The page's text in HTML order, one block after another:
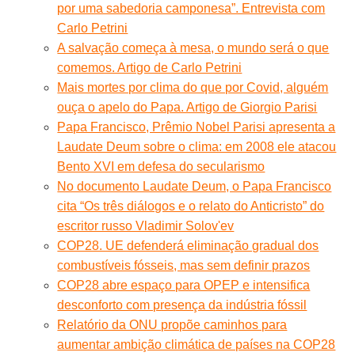
por uma sabedoria camponesa”. Entrevista com
Carlo Petrini
A salvação começa à mesa, o mundo será o que
comemos. Artigo de Carlo Petrini
Mais mortes por clima do que por Covid, alguém
ouça o apelo do Papa. Artigo de Giorgio Parisi
Papa Francisco, Prêmio Nobel Parisi apresenta a
Laudate Deum sobre o clima: em 2008 ele atacou
Bento XVI em defesa do secularismo
No documento Laudate Deum, o Papa Francisco
cita “Os três diálogos e o relato do Anticristo” do
escritor russo Vladimir Solov'ev
COP28. UE defenderá eliminação gradual dos
combustíveis fósseis, mas sem definir prazos
COP28 abre espaço para OPEP e intensifica
desconforto com presença da indústria fóssil
Relatório da ONU propõe caminhos para
aumentar ambição climática de países na COP28